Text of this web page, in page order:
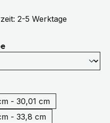
2-5 Werktage
auswählen
3XS Brustumfang: 26,7 cm - 30,01 cm
- 33,8 cm